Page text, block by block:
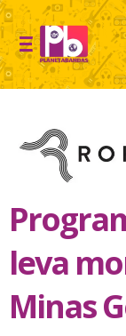
leva
Minas